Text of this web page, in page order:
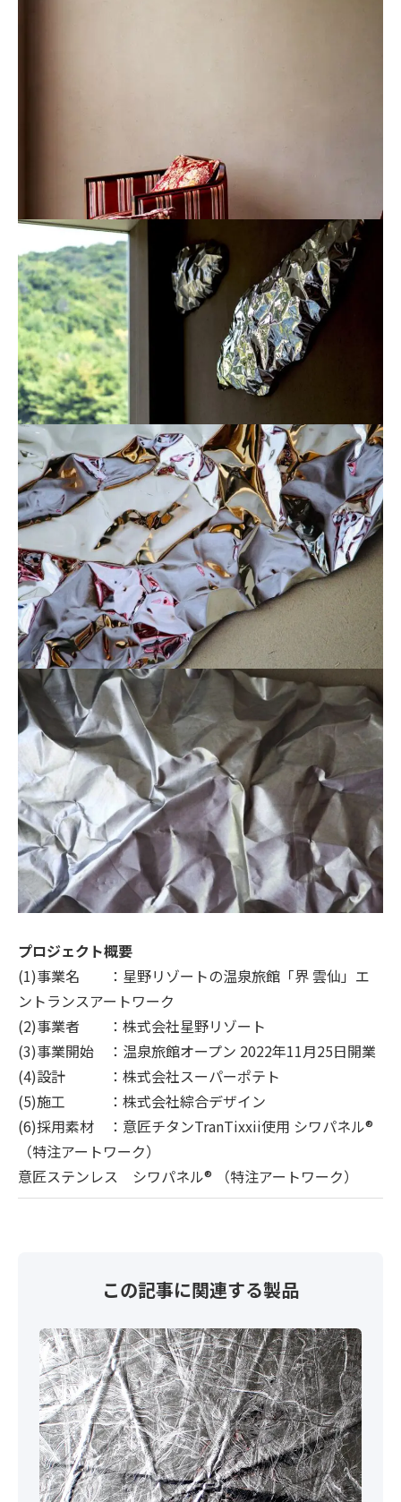
プロジェクト概要
(1)事業名 ：星野リゾートの温泉旅館「界 雲仙」エ
ントランスアートワーク
(2)事業者 ：株式会社星野リゾート
(3)事業開始 ：温泉旅館オープン 2022年11月25日開業
(4)設計 ：株式会社スーパーポテト
(5)施工 ：株式会社綜合デザイン
(6)採用素材 ：意匠チタンTranTixxii使用 シワパネル®︎
（特注アートワーク）
意匠ステンレス シワパネル®︎ （特注アートワーク）
この記事に関連する製品